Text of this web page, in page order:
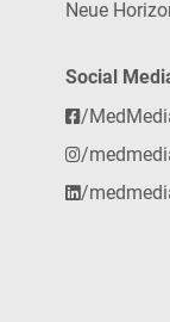
Neue
Social
/
/
/